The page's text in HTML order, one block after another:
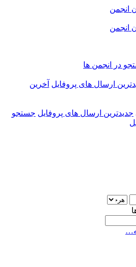
در انجمن ها
ارسال های پروفایل آخرین
جدیدترین ارسال های پروفایل جستجو